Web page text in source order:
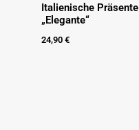
Italienische Präsente
„Elegante“
24,90 €